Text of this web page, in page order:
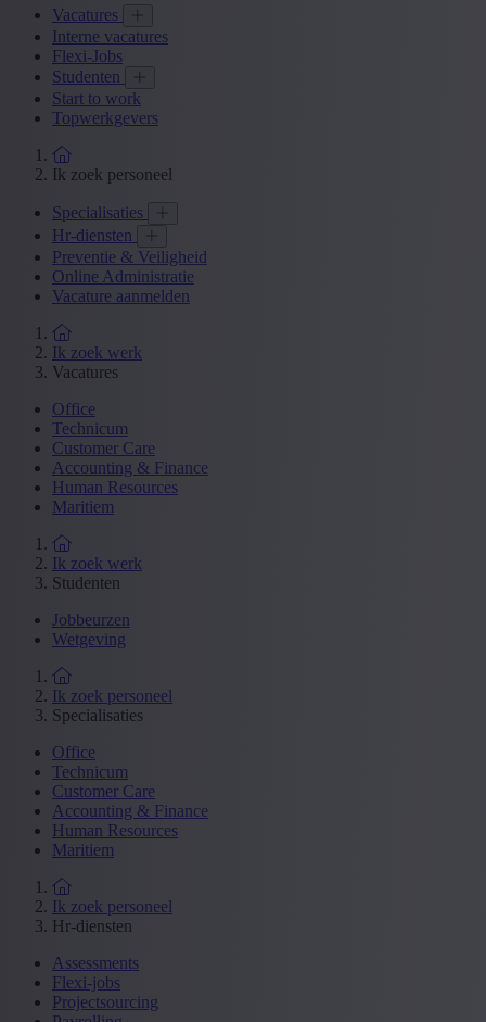
Vacatures
Interne vacatures
Flexi-Jobs
Studenten
Start to work
Topwerkgevers
Ik zoek personeel
Specialisaties
Hr-diensten
Preventie & Veiligheid
Online Administratie
Vacature aanmelden
Ik zoek werk
Vacatures
Office
Technicum
Customer Care
Accounting & Finance
Human Resources
Maritiem
Ik zoek werk
Studenten
Jobbeurzen
Wetgeving
Ik zoek personeel
Specialisaties
Office
Technicum
Customer Care
Accounting & Finance
Human Resources
Maritiem
Ik zoek personeel
Hr-diensten
Assessments
Flexi-jobs
Projectsourcing